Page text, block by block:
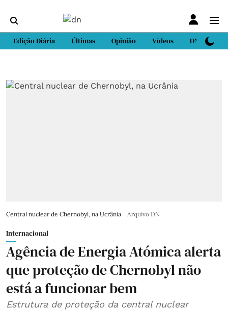
Edição Diária Últimas Opinião Vídeos DN Sport
Central nuclear de Chernobyl, na Ucrânia Arquivo DN
Internacional
Agência de Energia Atómica alerta
que proteção de Chernobyl não
está a funcionar bem
Estrutura de proteção da central nuclear